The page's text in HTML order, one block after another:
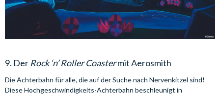
9. Der Rock ‘n’ Roller Coastermit Aerosmith
Die Achterbahn für alle, die auf der Suche nach Nervenkitzel sind!
Diese Hochgeschwindigkeits-Achterbahn beschleunigt in